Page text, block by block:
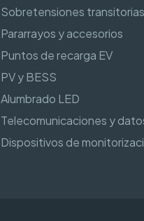
Sobretensiones
Pararrayos y accesorios
Puntos de recarga EV
PV y BESS
Alumbrado LED
Telecomunicaciones y
Dispositivos de